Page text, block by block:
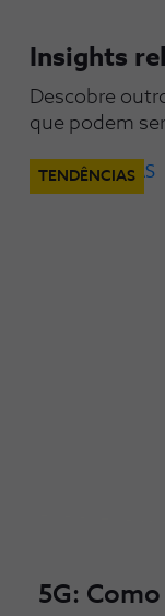
Insights
Descobre
que podem
TENDÊNCIAS
5G: